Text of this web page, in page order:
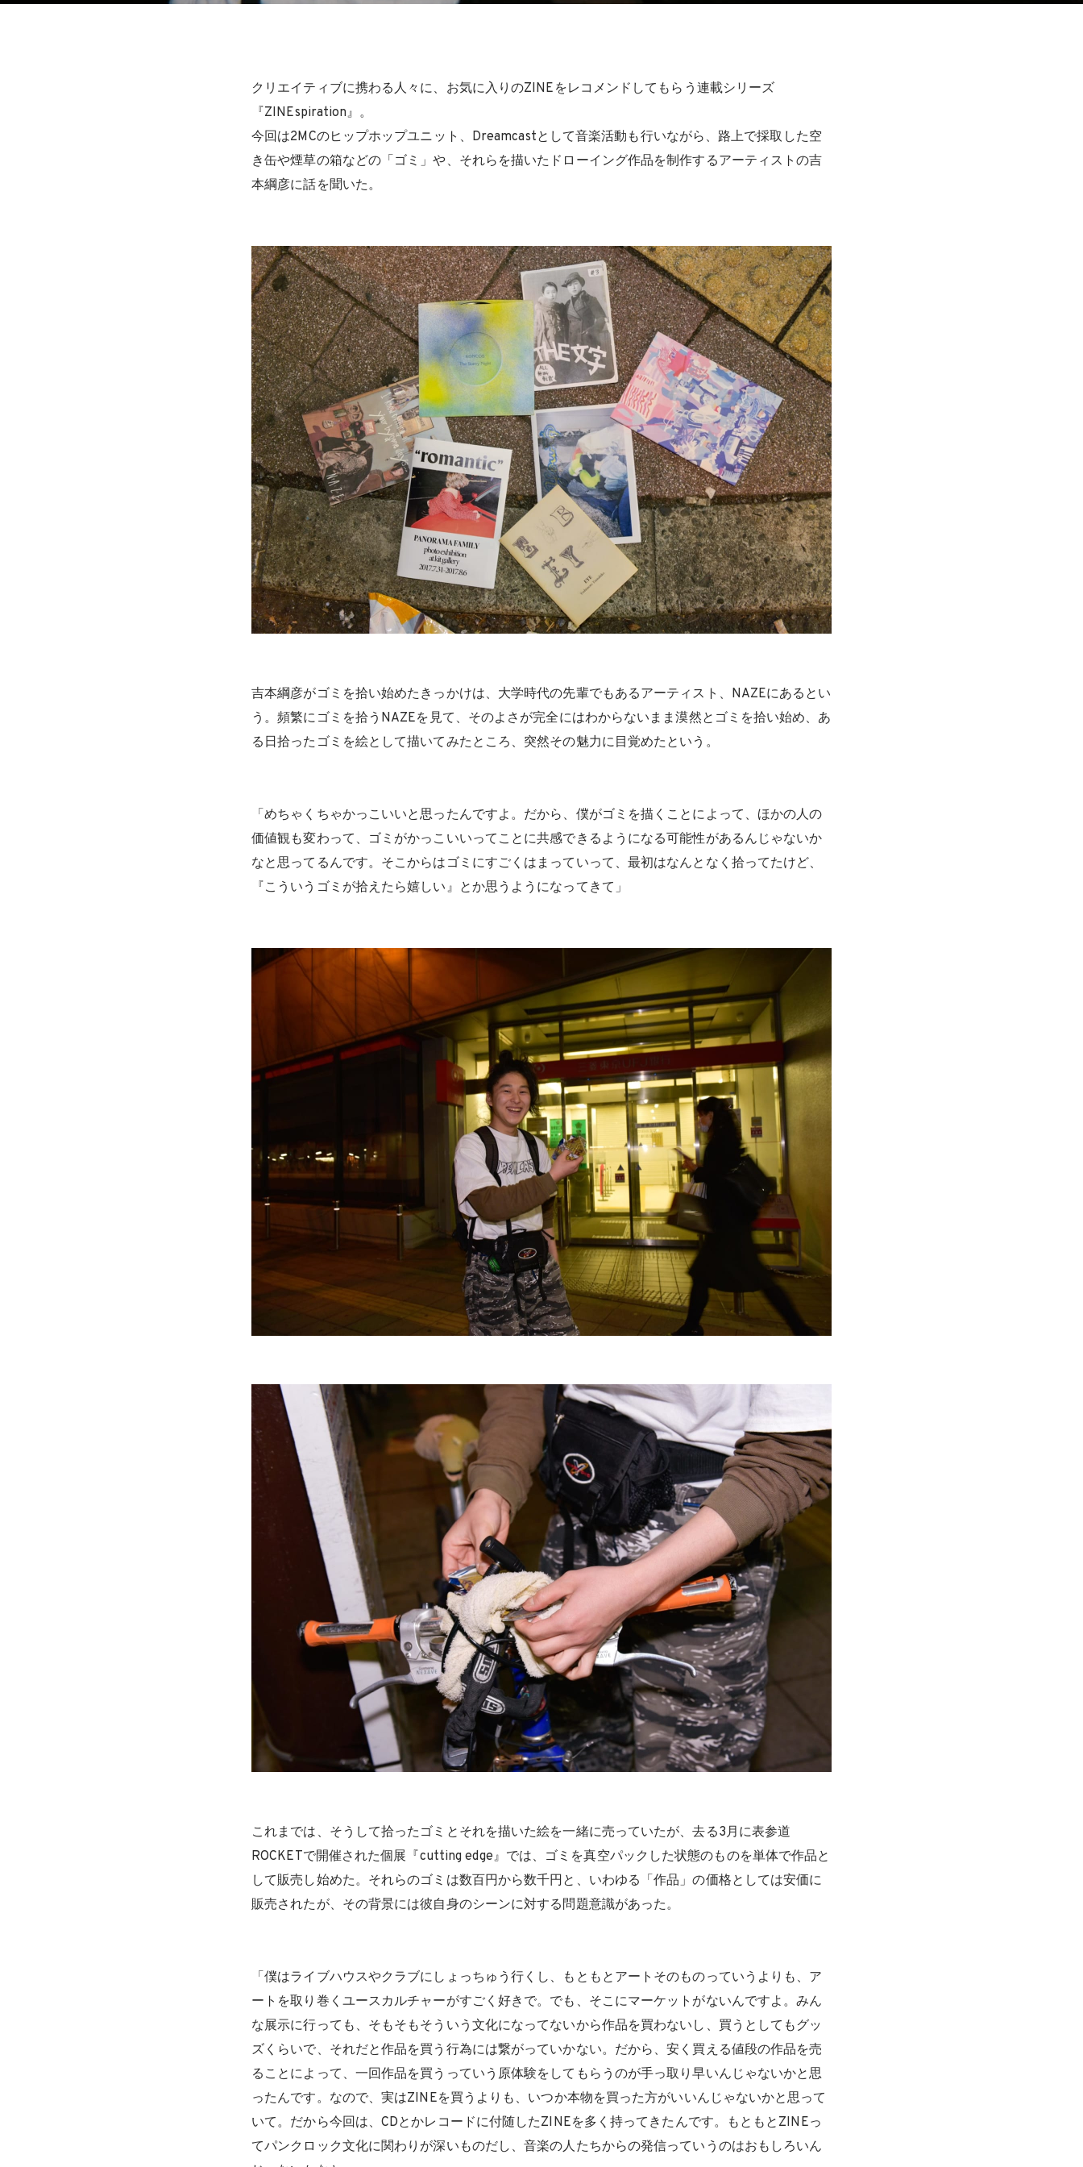
クリエイティブに携わる人々に、お気に入りのZINEをレコメンドしてもらう連載シリーズ
『ZINEspiration』。
今回は2MCのヒップホップユニット、Dreamcastとして音楽活動も行いながら、路上で採取した空
き缶や煙草の箱などの「ゴミ」や、それらを描いたドローイング作品を制作するアーティストの吉
本綱彦に話を聞いた。
吉本綱彦がゴミを拾い始めたきっかけは、大学時代の先輩でもあるアーティスト、NAZEにあるとい
う。頻繁にゴミを拾うNAZEを見て、そのよさが完全にはわからないまま漠然とゴミを拾い始め、あ
る日拾ったゴミを絵として描いてみたところ、突然その魅力に目覚めたという。
「めちゃくちゃかっこいいと思ったんですよ。だから、僕がゴミを描くことによって、ほかの人の
価値観も変わって、ゴミがかっこいいってことに共感できるようになる可能性があるんじゃないか
なと思ってるんです。そこからはゴミにすごくはまっていって、最初はなんとなく拾ってたけど、
『こういうゴミが拾えたら嬉しい』とか思うようになってきて」
これまでは、そうして拾ったゴミとそれを描いた絵を一緒に売っていたが、去る3月に表参道
ROCKETで開催された個展『cutting edge』では、ゴミを真空パックした状態のものを単体で作品と
して販売し始めた。それらのゴミは数百円から数千円と、いわゆる「作品」の価格としては安価に
販売されたが、その背景には彼自身のシーンに対する問題意識があった。
「僕はライブハウスやクラブにしょっちゅう行くし、もともとアートそのものっていうよりも、ア
ートを取り巻くユースカルチャーがすごく好きで。でも、そこにマーケットがないんですよ。みん
な展示に行っても、そもそもそういう文化になってないから作品を買わないし、買うとしてもグッ
ズくらいで、それだと作品を買う行為には繋がっていかない。だから、安く買える値段の作品を売
ることによって、一回作品を買うっていう原体験をしてもらうのが手っ取り早いんじゃないかと思
ったんです。なので、実はZINEを買うよりも、いつか本物を買った方がいいんじゃないかと思って
いて。だから今回は、CDとかレコードに付随したZINEを多く持ってきたんです。もともとZINEっ
てパンクロック文化に関わりが深いものだし、音楽の人たちからの発信っていうのはおもしろいん